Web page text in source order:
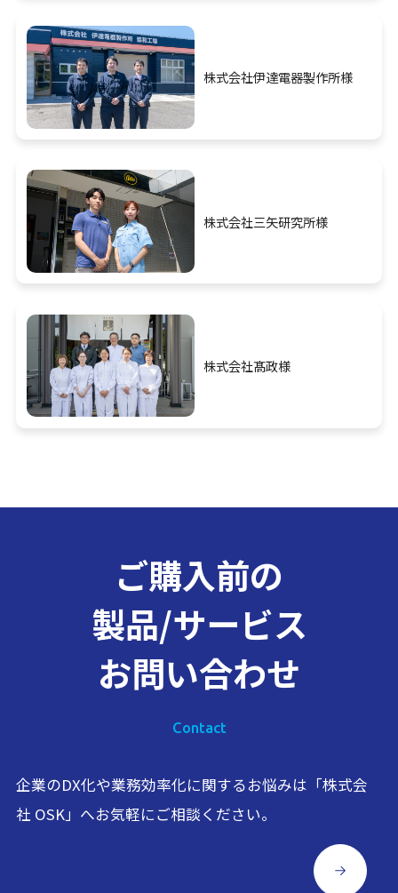
株式会社伊達電器製作所様
株式会社三矢研究所様
株式会社髙政様
ご購入前の
製品/サービス
お問い合わせ
Contact
企業のDX化や業務効率化に関するお悩みは「株式会
社 OSK」へお気軽にご相談ください。